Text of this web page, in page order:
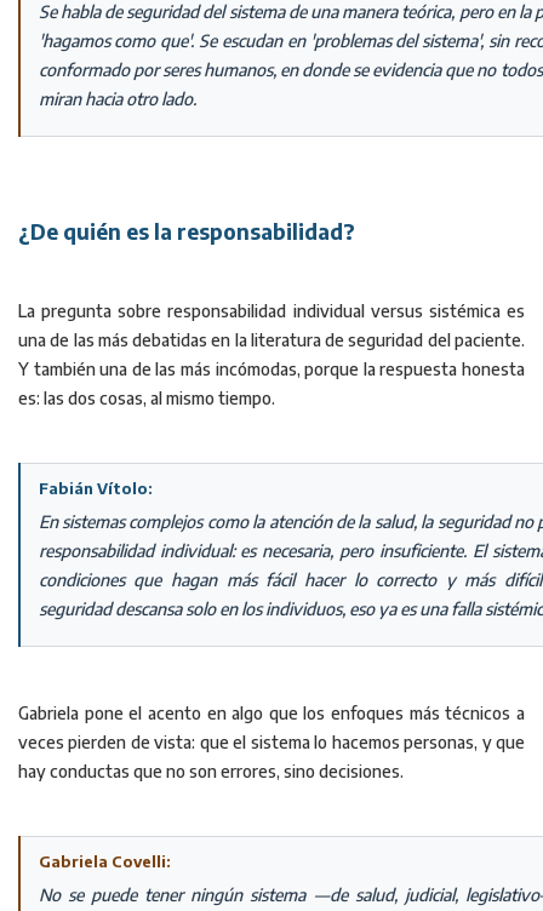
Se habla de seguridad del sistema de una manera teórica, pero en la
'hagamos como que'. Se escudan en 'problemas del sistema', sin
conformado por seres humanos, en donde se evidencia que no
miran hacia otro lado.
¿De quién es la responsabilidad?
La pregunta sobre responsabilidad individual versus sistémica es
una de las más debatidas en la literatura de seguridad del paciente.
Y también una de las más incómodas, porque la respuesta honesta
es: las dos cosas, al mismo tiempo.
Fabián Vítolo:
En sistemas complejos como la atención de la salud, la seguridad no
responsabilidad individual: es necesaria, pero insuficiente. El
condiciones que hagan más fácil hacer lo correcto y más
seguridad descansa solo en los individuos, eso ya es una falla
Gabriela pone el acento en algo que los enfoques más técnicos a
veces pierden de vista: que el sistema lo hacemos personas, y que
hay conductas que no son errores, sino decisiones.
Gabriela Covelli:
No se puede tener ningún sistema —de salud, judicial,